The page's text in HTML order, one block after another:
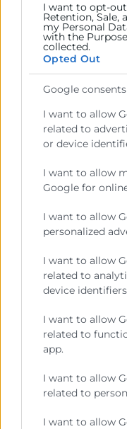
I want to opt-
Retention, Sale,
my Personal
with the
collected.
Opted Out
Google consents
I want to allow
related to
or device
I want to allow
Google for
I want to allow
personalized
I want to allow
related to
device
I want to allow
related to
app.
I want to allow
related to
I want to allow